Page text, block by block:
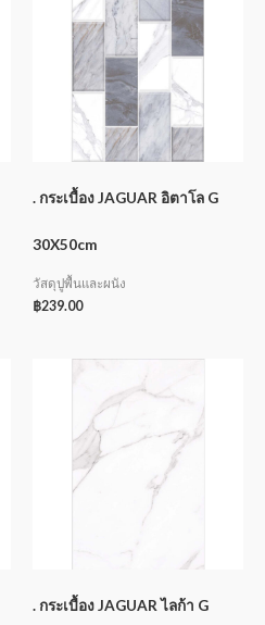
. กระเบื้อง JAGUAR อิตาโล G
30X50cm
วัสดุปูพื้นและผนัง
฿239.00
. กระเบื้อง JAGUAR ไลก้า G